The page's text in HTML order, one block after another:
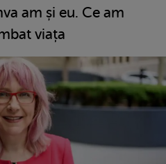
am și eu. Ce am
viața